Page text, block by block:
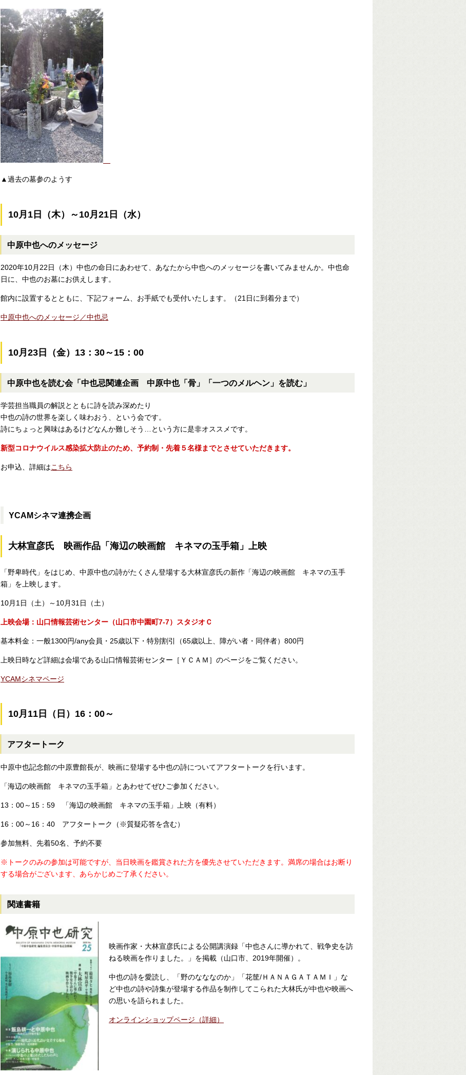
▲過去の墓参のようす
10月1日（木）～10月21日（水）
中原中也へのメッセージ
2020年10月22日（木）中也の命日にあわせて、 あなたから中也へのメッセージを書いてみませんか。中也命
日に、中也のお墓にお供えします。
館内に設置するとともに、下記フォーム、お手紙でも受付いたします。（21日に到着分まで）
中原中也へのメッセージ／中也忌
10月23日（金）13：30～15：00
中原中也を読む会「 中也忌関連企画 中原中也「骨」「一つのメルヘン」を読む 」
学芸担当職員の解説とともに詩を読み深めたり
中也の詩の世界を楽しく味わおう、という会です。
詩にちょっと興味はあるけどなんか難しそう…という方に是非オススメです。
新型コロナウイルス感染拡大防止のため、予約制・先着５名様までとさせていただきます。
お申込、詳細はこちら
YCAMシネマ連携企画
大林宣彦氏 映画作品「海辺の映画館 キネマの玉手箱」上映
「野卑時代」をはじめ、中原中也の詩がたくさん登場する大林宣彦氏の新作「海辺の映画館 キネマの玉手
箱」を上映します。
10月1日（土）～10月31日（土）
上映会場：山口情報芸術センター（山口市中園町7-7）スタジオＣ
基本料金：一般1300円/any会員・25歳以下・特別割引（65歳以上、障がい者・同伴者）800円
上映日時など詳細は会場である山口情報芸術センター［ＹＣＡＭ］のページをご覧ください。
YCAMシネマページ
10月11日（日）16：00～
アフタートーク
中原中也記念館の中原豊館長が、映画に登場する中也の詩についてアフタートークを行います。
「海辺の映画館 キネマの玉手箱」とあわせてぜひご参加ください。
13：00～15：59 「海辺の映画館 キネマの玉手箱」上映（有料）
16：00～16：40 アフタートーク（※質疑応答を含む）
参加無料、先着50名 、予約不要
※トークのみの参加は可能ですが、当日映画を鑑賞された方を優先させていただきます。満席の場合はお断り
する場合がございます、あらかじめご了承ください。
関連書籍
映画作家・大林宣彦氏による公開講演録「中也さんに導かれて、戦争史を訪
ねる映画を作りました。」を掲載（山口市、2019年開催）。
中也の詩を愛読し、「野のなななのか」「花筐/ＨＡＮＡＧＡＴＡＭＩ」な
ど中也の詩や詩集が登場する作品を制作してこられた大林氏が中也や映画へ
の思いを語られました。
オンラインショップページ（詳細）